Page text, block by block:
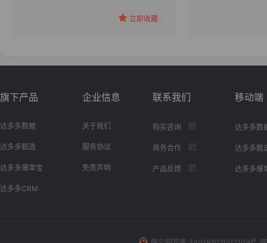
立即收藏
旗下产品
达多多数据
达多多甄选
达多多爆单宝
达多多CRM
企业信息
关于我们
服务协议
免责声明
联系我们
购买咨询
商务合作
产品反馈
移动端
达多多数
达多多甄
达多多爆